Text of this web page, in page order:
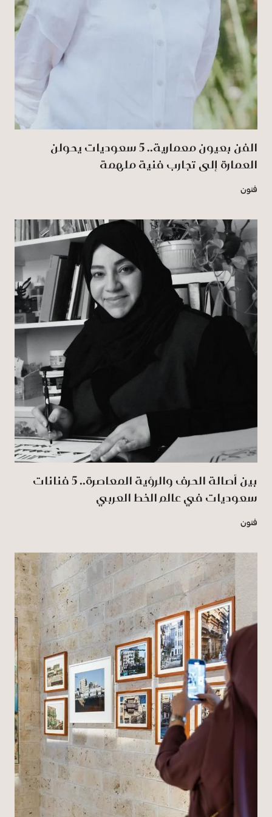
الفن بعيون معمارية.. 5 سعوديات يحولن
العمارة إلى تجارب فنية ملهمة
فنون
بين أصالة الحرف والرؤية المعاصرة.. 5 فنانات
سعوديات في عالم الخط العربي
فنون